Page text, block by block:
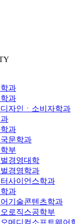
과
과
자인ㆍ소비자학과
과
문학과
부
경영대학
경영학과
사이언스학과
과
기술콘텐츠학과
로직스공학부